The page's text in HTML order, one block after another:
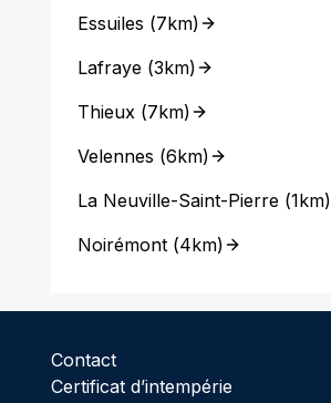
Essuiles (7km)
Lafraye(3km)
Thieux(7km)
Velennes (6km)
La Neuville-Saint-Pierre(1km)
Noirémont(4km)
Contact
Certificat d’intempérie